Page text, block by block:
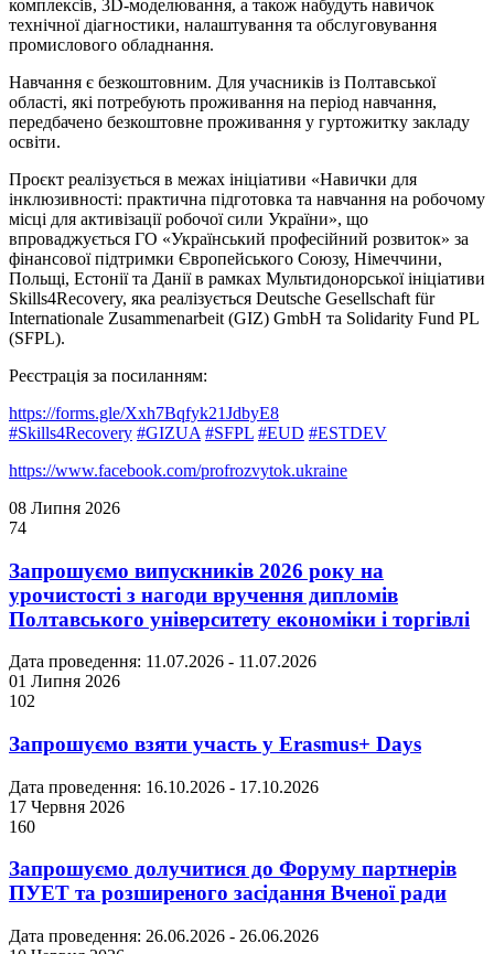
комплексів, 3D-моделювання, а також набудуть навичок
технічної діагностики, налаштування та обслуговування
промислового обладнання.
Навчання є безкоштовним. Для учасників із Полтавської
області, які потребують проживання на період навчання,
передбачено безкоштовне проживання у гуртожитку закладу
освіти.
Проєкт реалізується в межах ініціативи «Навички для
інклюзивності: практична підготовка та навчання на робочому
місці для активізації робочої сили України», що
впроваджується ГО «Український професійний розвиток» за
фінансової підтримки Європейського Союзу, Німеччини,
Польщі, Естонії та Данії в рамках Мультидонорської ініціативи
Skills4Recovery, яка реалізується Deutsche Gesellschaft für
Internationale Zusammenarbeit (GIZ) GmbH та Solidarity Fund PL
(SFPL).
Реєстрація за посиланням:
https://forms.gle/Xxh7Bqfyk21JdbyE8
#Skills4Recovery #GIZUA #SFPL #EUD #ESTDEV
https://www.facebook.com/profrozvytok.ukraine
08 Липня 2026
74
Запрошуємо випускників 2026 року на
урочистості з нагоди вручення дипломів
Полтавського університету економіки і торгівлі
Дата проведення: 11.07.2026 - 11.07.2026
01 Липня 2026
102
Запрошуємо взяти участь у Erasmus+ Days
Дата проведення: 16.10.2026 - 17.10.2026
17 Червня 2026
160
Запрошуємо долучитися до Форуму партнерів
ПУЕТ та розширеного засідання Вченої ради
Дата проведення: 26.06.2026 - 26.06.2026